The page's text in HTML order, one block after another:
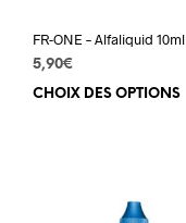
FR-ONE – Alfaliquid 10ml
5,90€
CHOIX DES OPTIONS